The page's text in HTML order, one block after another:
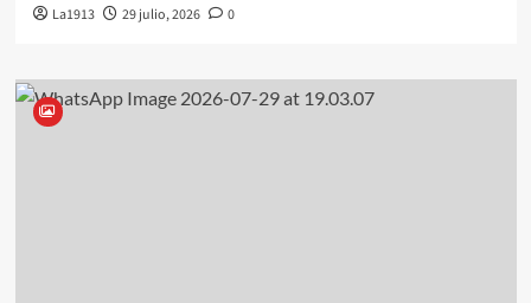
La1913 29 julio, 2026 0